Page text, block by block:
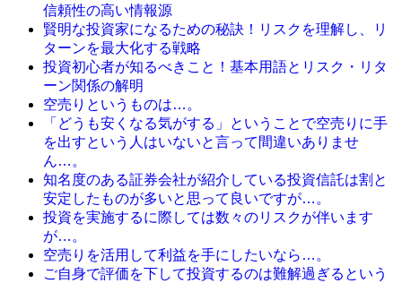
信頼性の高い情報源
賢明な投資家になるための秘訣！リスクを理解し、リ
ターンを最大化する戦略
投資初心者が知るべきこと！基本用語とリスク・リタ
ーン関係の解明
空売りというものは…。
「どうも安くなる気がする」ということで空売りに手
を出すという人はいないと言って間違いありませ
ん…。
知名度のある証券会社が紹介している投資信託は割と
安定したものが多いと思って良いですが…。
投資を実施するに際しては数々のリスクが伴います
が…。
空売りを活用して利益を手にしたいなら…。
ご自身で評価を下して投資するのは難解過ぎるという